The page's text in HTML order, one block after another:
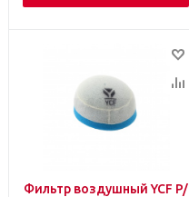
Фильтр воздушный YCF P/